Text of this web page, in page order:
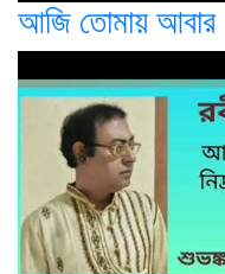
আজি তোমায় আবার